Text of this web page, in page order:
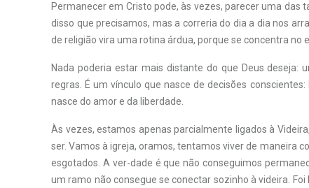
Permanecer em Cristo pode, às vezes, parecer uma das
disso que precisamos, mas a correria do dia a dia nos
de religião vira uma rotina árdua, porque se concentra no
Nada poderia estar mais distante do que Deus deseja:
regras. É um vínculo que nasce de decisões
nasce do amor e da liberdade.
Às vezes, estamos apenas parcialmente ligados à
ser. Vamos à igreja, oramos, tentamos viver de maneira
esgotados. A ver-dade é que não conseguimos
um ramo não consegue se conectar sozinho à videira.